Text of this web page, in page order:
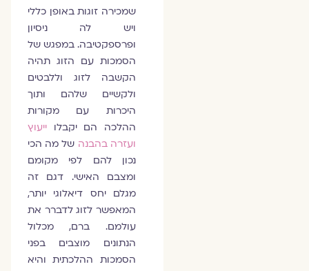
שמכירה זוגות באופן כללי
ויש לה ניסיון
ופרספקטיבה. במפגש של
הסמכות עם הזוג תהיה
הקשבה לזוג וללבטים
ולקשיים שלהם ותוך
היכרות עם מקורות
ההלכה הם יקבלו ייעוץ
ועזרה בהבנהשל מה הכי
נכון להם לפי מקומם
ומצבם האישי. דגם זה
מגלם יחס דיאלוגי יותר,
המאפשר לזוג לדברר את
עולמם. ברם, מכלול
הנתונים מוצבים בפני
הסמכות ההלכתית והיא